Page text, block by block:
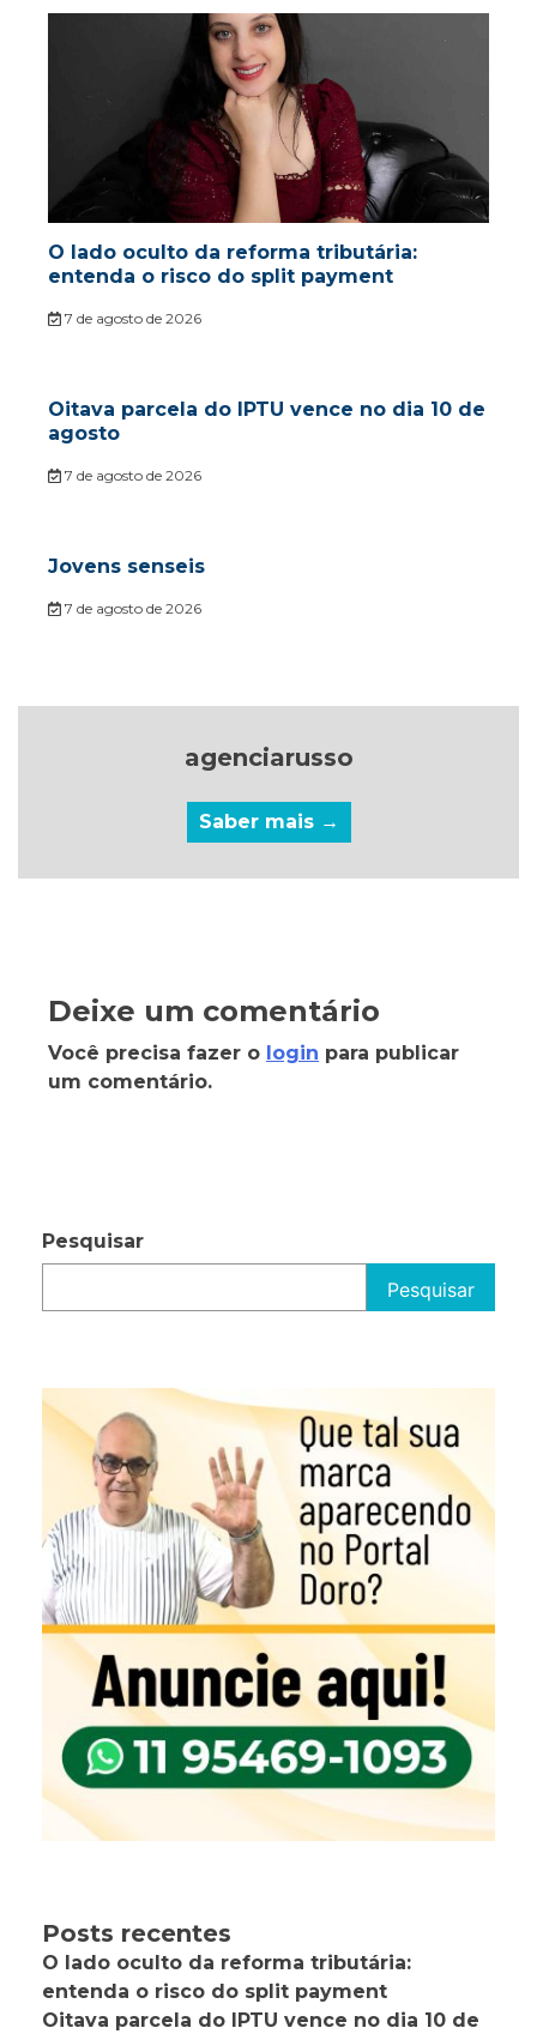
O lado oculto da reforma tributária:
entenda o risco do split payment
7 de agosto de 2026
Oitava parcela do IPTU vence no dia 10 de
agosto
7 de agosto de 2026
Jovens senseis
7 de agosto de 2026
agenciarusso
Saber mais →
Deixe um comentário
Você precisa fazer o login para publicar
um comentário.
Pesquisar
Pesquisar
Posts recentes
O lado oculto da reforma tributária:
entenda o risco do split payment
Oitava parcela do IPTU vence no dia 10 de